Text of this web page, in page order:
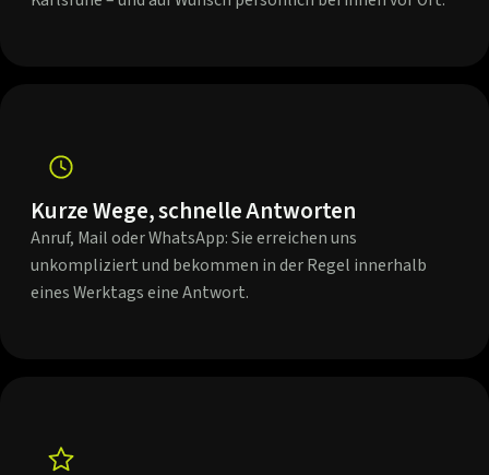
Kurze Wege, schnelle Antworten
Anruf, Mail oder WhatsApp: Sie erreichen uns
unkompliziert und bekommen in der Regel innerhalb
eines Werktags eine Antwort.